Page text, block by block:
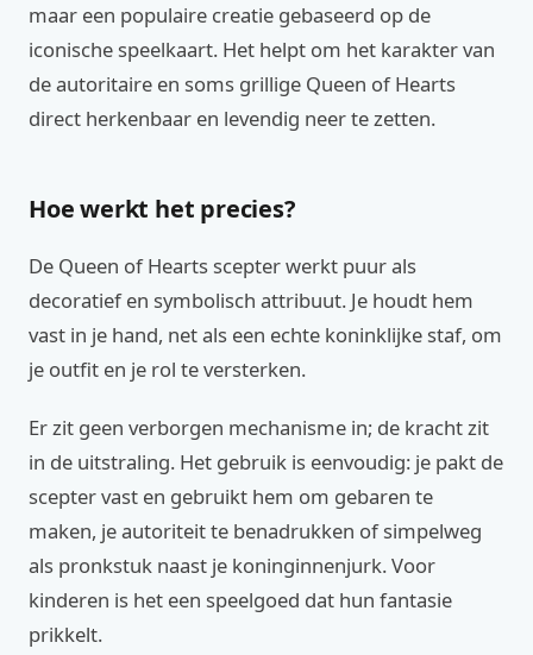
maar een populaire creatie gebaseerd op de
iconische speelkaart. Het helpt om het karakter van
de autoritaire en soms grillige Queen of Hearts
direct herkenbaar en levendig neer te zetten.
Hoe werkt het precies?
De Queen of Hearts scepter werkt puur als
decoratief en symbolisch attribuut. Je houdt hem
vast in je hand, net als een echte koninklijke staf, om
je outfit en je rol te versterken.
Er zit geen verborgen mechanisme in; de kracht zit
in de uitstraling. Het gebruik is eenvoudig: je pakt de
scepter vast en gebruikt hem om gebaren te
maken, je autoriteit te benadrukken of simpelweg
als pronkstuk naast je koninginnenjurk. Voor
kinderen is het een speelgoed dat hun fantasie
prikkelt.